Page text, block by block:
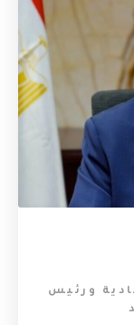
ورئيس